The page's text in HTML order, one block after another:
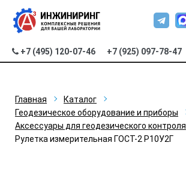
+7 (495) 120-07-46 +7 (925) 097-78-47
Главная
Каталог
Геодезическое оборудование и приборы
Аксессуары для геодезического контроля
Рулетка измерительная ГОСТ-2 Р10У2Г